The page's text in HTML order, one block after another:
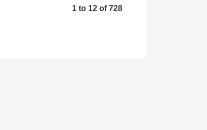
1 to 12 of 728